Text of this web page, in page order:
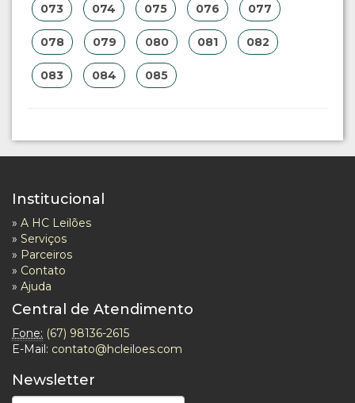
073 074 075 076 077
078 079 080 081 082
083 084 085
Institucional
» A HC Leilões
» Serviços
» Parceiros
» Contato
» Ajuda
Central de Atendimento
Fone: (67) 98136-2615
E-Mail: contato@hcleiloes.com
Newsletter